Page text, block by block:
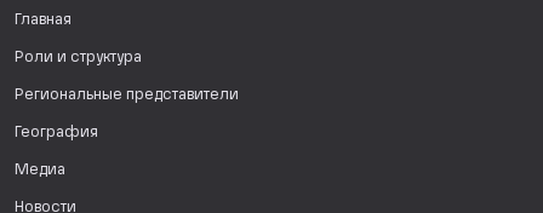
Главная
Роли и структура
Региональные представители
География
Медиа
Новости